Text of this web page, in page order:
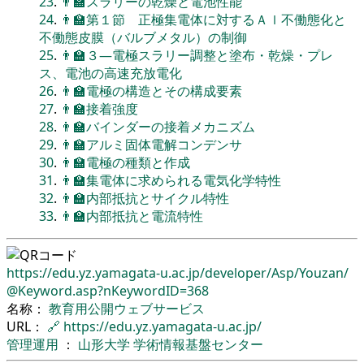
24. 👨‍🏫第１節 正極集電体に対するＡｌ不働態化と
不働態皮膜（バルブメタル）の制御
25. 👨‍🏫３―電極スラリー調整と塗布・乾燥・プレ
ス、電池の高速充放電化
26. 👨‍🏫電極の構造とその構成要素
27. 👨‍🏫接着強度
28. 👨‍🏫バインダーの接着メカニズム
29. 👨‍🏫アルミ固体電解コンデンサ
30. 👨‍🏫電極の種類と作成
31. 👨‍🏫集電体に求められる電気化学特性
32. 👨‍🏫内部抵抗とサイクル特性
33. 👨‍🏫内部抵抗と電流特性
https://edu.yz.yamagata-u.ac.jp/developer/Asp/Youzan/
@Keyword.asp?nKeywordID=368
名称： 教育用公開ウェブサービス
URL： 🔗 https://edu.yz.yamagata-u.ac.jp/
管理運用 ： 山形大学 学術情報基盤センター